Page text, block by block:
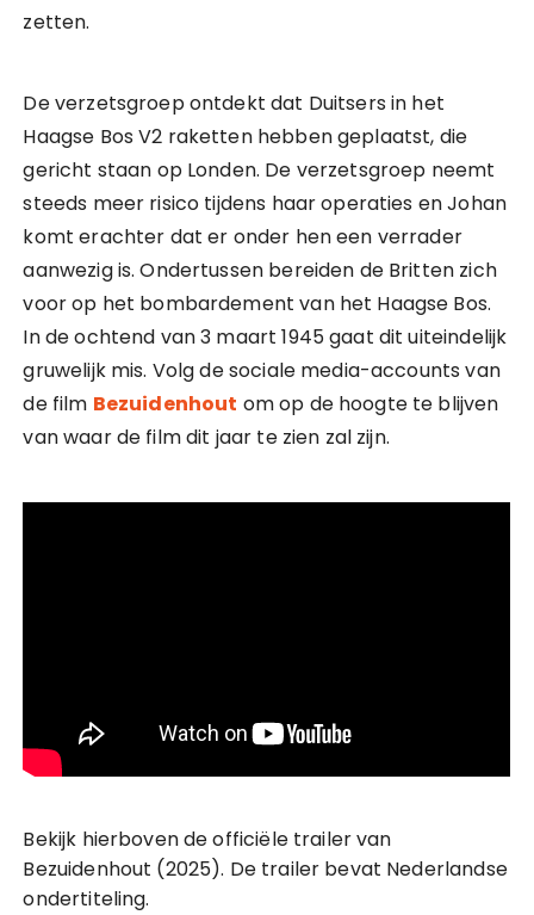
zetten.
De verzetsgroep ontdekt dat Duitsers in het
Haagse Bos V2 raketten hebben geplaatst, die
gericht staan op Londen. De verzetsgroep neemt
steeds meer risico tijdens haar operaties en Johan
komt erachter dat er onder hen een verrader
aanwezig is. Ondertussen bereiden de Britten zich
voor op het bombardement van het Haagse Bos.
In de ochtend van 3 maart 1945 gaat dit uiteindelijk
gruwelijk mis. Volg de sociale media-accounts van
de film Bezuidenhout om op de hoogte te blijven
van waar de film dit jaar te zien zal zijn.
Bekijk hierboven de officiële trailer van
Bezuidenhout (2025). De trailer bevat Nederlandse
ondertiteling.